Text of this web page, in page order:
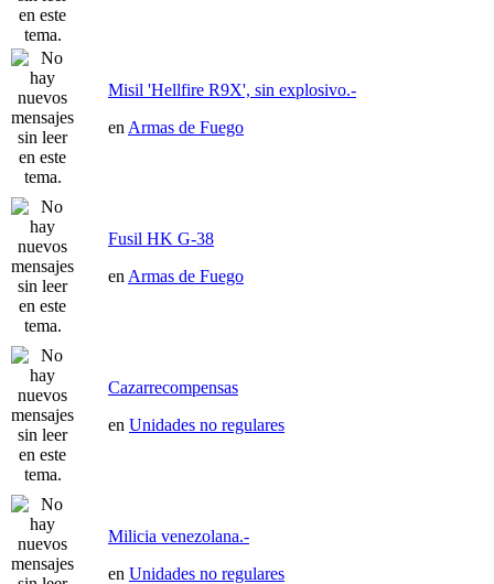
Misil 'Hellfire R9X', sin explosivo.-
en Armas de Fuego
Fusil HK G-38
en Armas de Fuego
Cazarrecompensas
en Unidades no regulares
Milicia venezolana.-
en Unidades no regulares